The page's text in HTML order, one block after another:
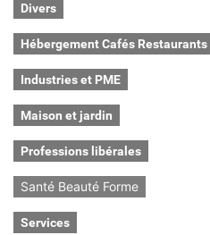
Divers
Hébergement Cafés Restaurants
Industries et PME
Maison et jardin
Professions libérales
Santé Beauté Forme
Services